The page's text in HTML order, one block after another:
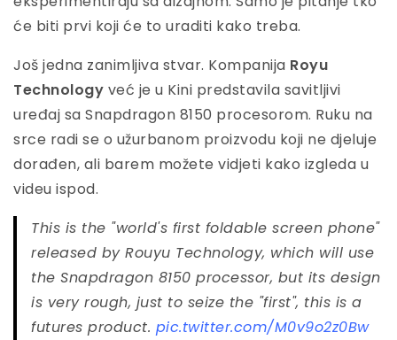
će biti prvi koji će to uraditi kako treba.
Još jedna zanimljiva stvar. Kompanija Royu
Technology već je u Kini predstavila savitljivi
uređaj sa Snapdragon 8150 procesorom. Ruku na
srce radi se o užurbanom proizvodu koji ne djeluje
dorađen, ali barem možete vidjeti kako izgleda u
videu ispod.
This is the "world's first foldable screen phone"
released by Rouyu Technology, which will use
the Snapdragon 8150 processor, but its design
is very rough, just to seize the "first", this is a
futures product. pic.twitter.com/M0v9o2z0Bw